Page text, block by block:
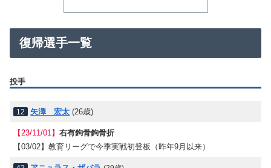
復帰選手一覧
投手
12 矢澤 宏太 (26歳)
【23/11/01】右有鉤骨鉤骨折
【03/02】教育リーグで今季実戦初登板（昨年9月以来）